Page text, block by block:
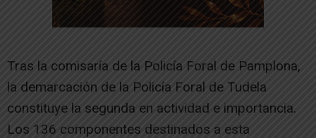
Tras la comisaría de la Policía Foral de Pamplona,
la demarcación de la Policía Foral de Tudela
constituye la segunda en actividad e importancia.
Los 136 componentes destinados a esta